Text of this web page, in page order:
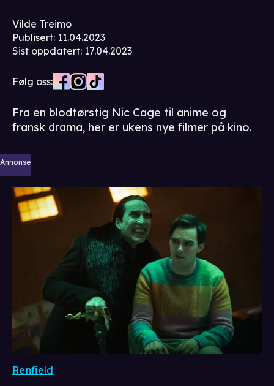
Vilde Treimo
Publisert: 11.04.2023
Sist oppdatert: 17.04.2023
Følg oss:
Fra en blodtørstig Nic Cage til anime og
fransk drama, her er ukens nye filmer på kino.
Annonse
Renfield